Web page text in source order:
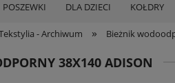
POSZEWKI DLA DZIECI KOŁDRY
- Archiwum » Bieżnik
38X140 ADISON